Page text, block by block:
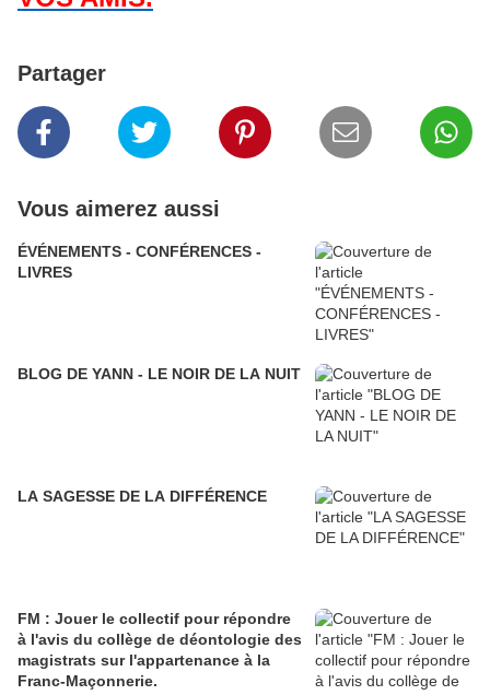
Partager
Vous aimerez aussi
ÉVÉNEMENTS - CONFÉRENCES -
LIVRES
BLOG DE YANN - LE NOIR DE LA NUIT
LA SAGESSE DE LA DIFFÉRENCE
FM : Jouer le collectif pour répondre
à l'avis du collège de déontologie des
magistrats sur l'appartenance à la
Franc-Maçonnerie.